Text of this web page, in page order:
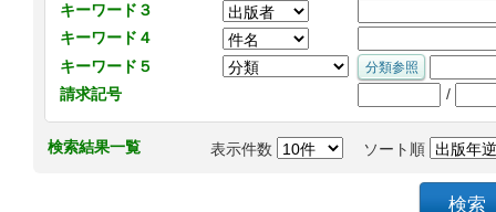
キーワード３
キーワード４
キーワード５
請求記号
/
検索結果一覧 表示件数 ソート順